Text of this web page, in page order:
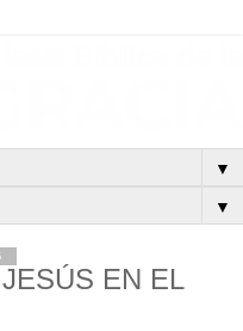
▼
▼
EN EL